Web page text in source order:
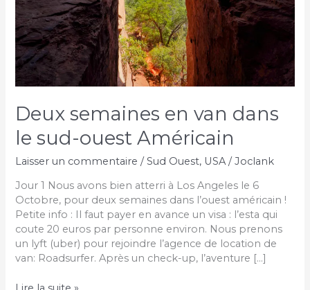
Deux semaines en van dans
le sud-ouest Américain
Laisser un commentaire /Sud Ouest, USA/Joclank
Jour 1 Nous avons bien atterri à Los Angeles le 6
Octobre, pour deux semaines dans l’ouest américain !
Petite info : Il faut payer en avance un visa : l’esta qui
coute 20 euros par personne environ. Nous prenons
un lyft (uber) pour rejoindre l’agence de location de
van: Roadsurfer. Après un check-up, l’aventure […]
Deux